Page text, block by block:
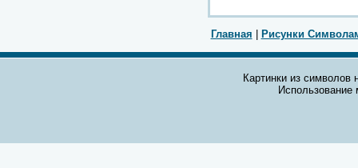
Главная Рисунки
Картинки из символов
Использование